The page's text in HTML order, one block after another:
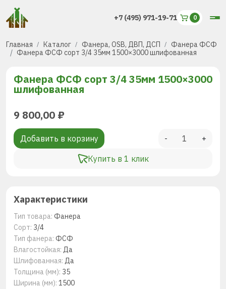
+7 (495) 971-19-71
Главная Каталог Фанера, OSB, ДВП, ДСП
Фанера ФСФ
Фанера ФСФ сорт 3/4 35мм 1500×3000 шлифованная
Фанера ФСФ сорт 3/4 35мм 1500×3000
шлифованная
9 800,00 ₽
Добавить в корзину
Купить в 1 клик
- +
Характеристики
Тип товара: Фанера
Сорт: 3/4
Тип фанера: ФСФ
Влагостойкая: Да
Шлифованная: Да
Толщина (мм): 35
Ширина (мм): 1500